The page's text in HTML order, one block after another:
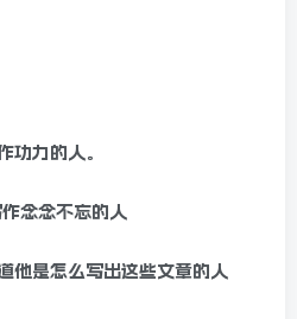
功力的人。
念念不忘的人
他是怎么写出这些文章的人